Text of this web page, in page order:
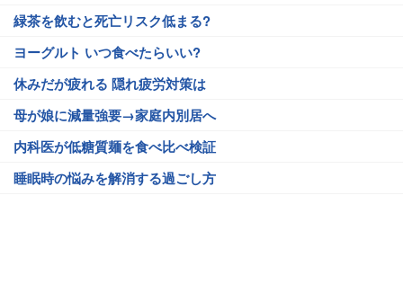
緑茶を飲むと死亡リスク低まる?
ヨーグルト いつ食べたらいい?
休みだが疲れる 隠れ疲労対策は
母が娘に減量強要→家庭内別居へ
内科医が低糖質麺を食べ比べ検証
睡眠時の悩みを解消する過ごし方